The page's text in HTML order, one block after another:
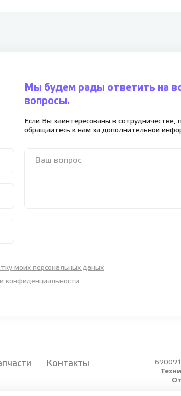
Мы будем рады ответить на
вопросы.
Если Вы заинтересованы в сотрудничестве,
обращайтесь к нам за дополнительной
моих персональных даных
конфиденциальности
Контакты